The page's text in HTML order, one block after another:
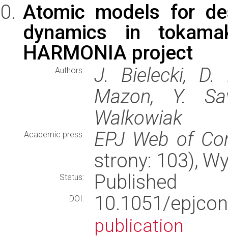
Atomic models for
dynamics in
HARMONIA project
Authors:
J. Bielecki, D.
Mazon, Y.
Walkowiak
Academic press:
EPJ Web of
strony: 103),
Status: Published
DOI: 10.1051/
publication